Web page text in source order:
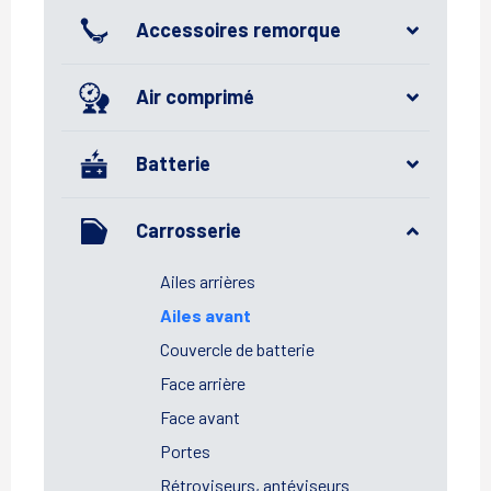
Accessoires remorque
Air comprimé
Batterie
Carrosserie
Ailes arrières
Ailes avant
Couvercle de batterie
Face arrière
Face avant
Portes
Rétroviseurs, antéviseurs